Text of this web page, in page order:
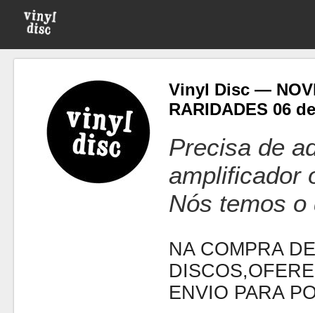
Vinyl Disc —
RARIDADES 06
Precisa de
amplificador
Nós temos o
NA COMPRA
ENVIO PARA